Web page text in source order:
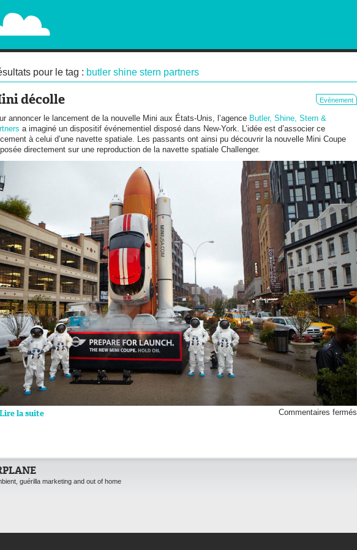
AMBIENT, GUÉRILLA MARKETING AND OUT OF HOME
pour le tag : butler shine stern partners
décolle Evènement
annoncer le lancement de la nouvelle Mini aux États-Unis, l’agence Butler, Shine, Stern &
a imaginé un dispositif événementiel disposé dans New-York. L’idée est d’associer ce
à celui d’une navette spatiale. Les passants ont ainsi pu découvrir la nouvelle Mini Coupe
directement sur une reproduction de la navette spatiale Challenger.
Lire la suite Commentaires fermés
guérilla marketing and out of home